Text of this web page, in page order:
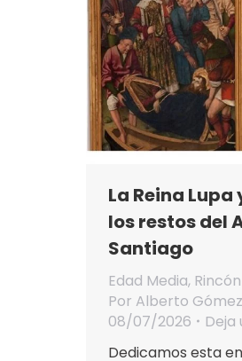
La Reina
los restos del
Santiago
Edad Media,
Por Alberto
08/07/2026
Dedicamos esta